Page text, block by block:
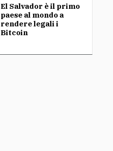
El Salvador è il primo
paese al mondo a
rendere legali i
Bitcoin